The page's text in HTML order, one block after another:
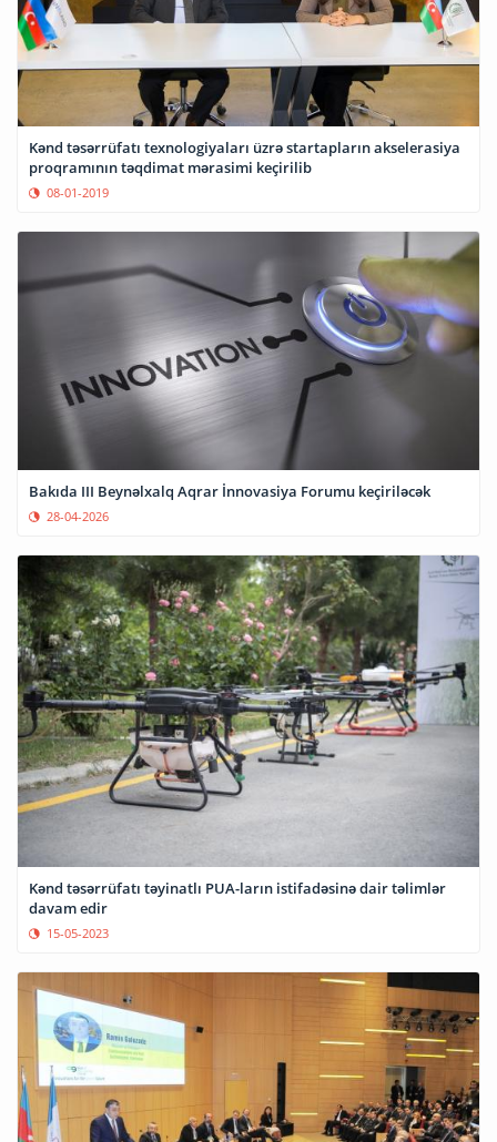
Kənd təsərrüfatı texnologiyaları üzrə startapların akselerasiya
proqramının təqdimat mərasimi keçirilib
08-01-2019
Bakıda III Beynəlxalq Aqrar İnnovasiya Forumu keçiriləcək
28-04-2026
Kənd təsərrüfatı təyinatlı PUA-ların istifadəsinə dair təlimlər
davam edir
15-05-2023